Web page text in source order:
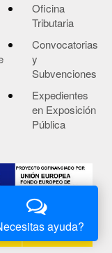
Oficina
Tributaria
Convocatorias
y
Subvenciones
Expedientes
en Exposición
Pública
ayuda?